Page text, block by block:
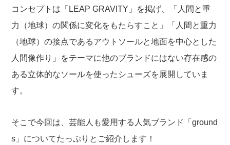
コンセプトは「LEAP GRAVITY」を掲げ、「人間と重
力（地球）の関係に変化をもたらすこと」「人間と重力
（地球）の接点であるアウトソールと地面を中心とした
人間像作り」をテーマに他のブランドにはない存在感の
ある立体的なソールを使ったシューズを展開していま
す。
そこで今回は、芸能人も愛用する人気ブランド「ground
s」についてたっぷりとご紹介します！